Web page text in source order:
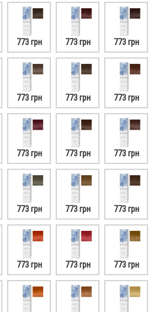
773 грн 773 грн 773 грн
773 грн 773 грн 773 грн
773 грн 773 грн 773 грн
773 грн 773 грн 773 грн
773 грн 773 грн 773 грн